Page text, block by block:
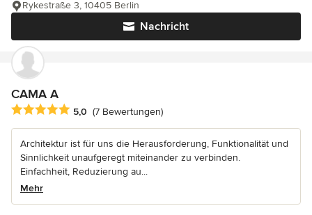
Nachricht
Rykestraße 3, 10405 Berlin
CAMA A
Durchschnittliche Bewertung: 5 von 5 Sternen
5,0 (7 Bewertungen)
Architektur ist für uns die Herausforderung, Funktionalität und
Sinnlichkeit unaufgeregt miteinander zu verbinden.
Einfachheit, Reduzierung au...
Mehr